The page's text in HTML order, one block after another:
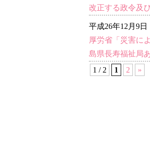
改正する政令及
平成26年12月9日
厚労省「災害に
島県長寿福祉局あ
1 / 2
1 2 »